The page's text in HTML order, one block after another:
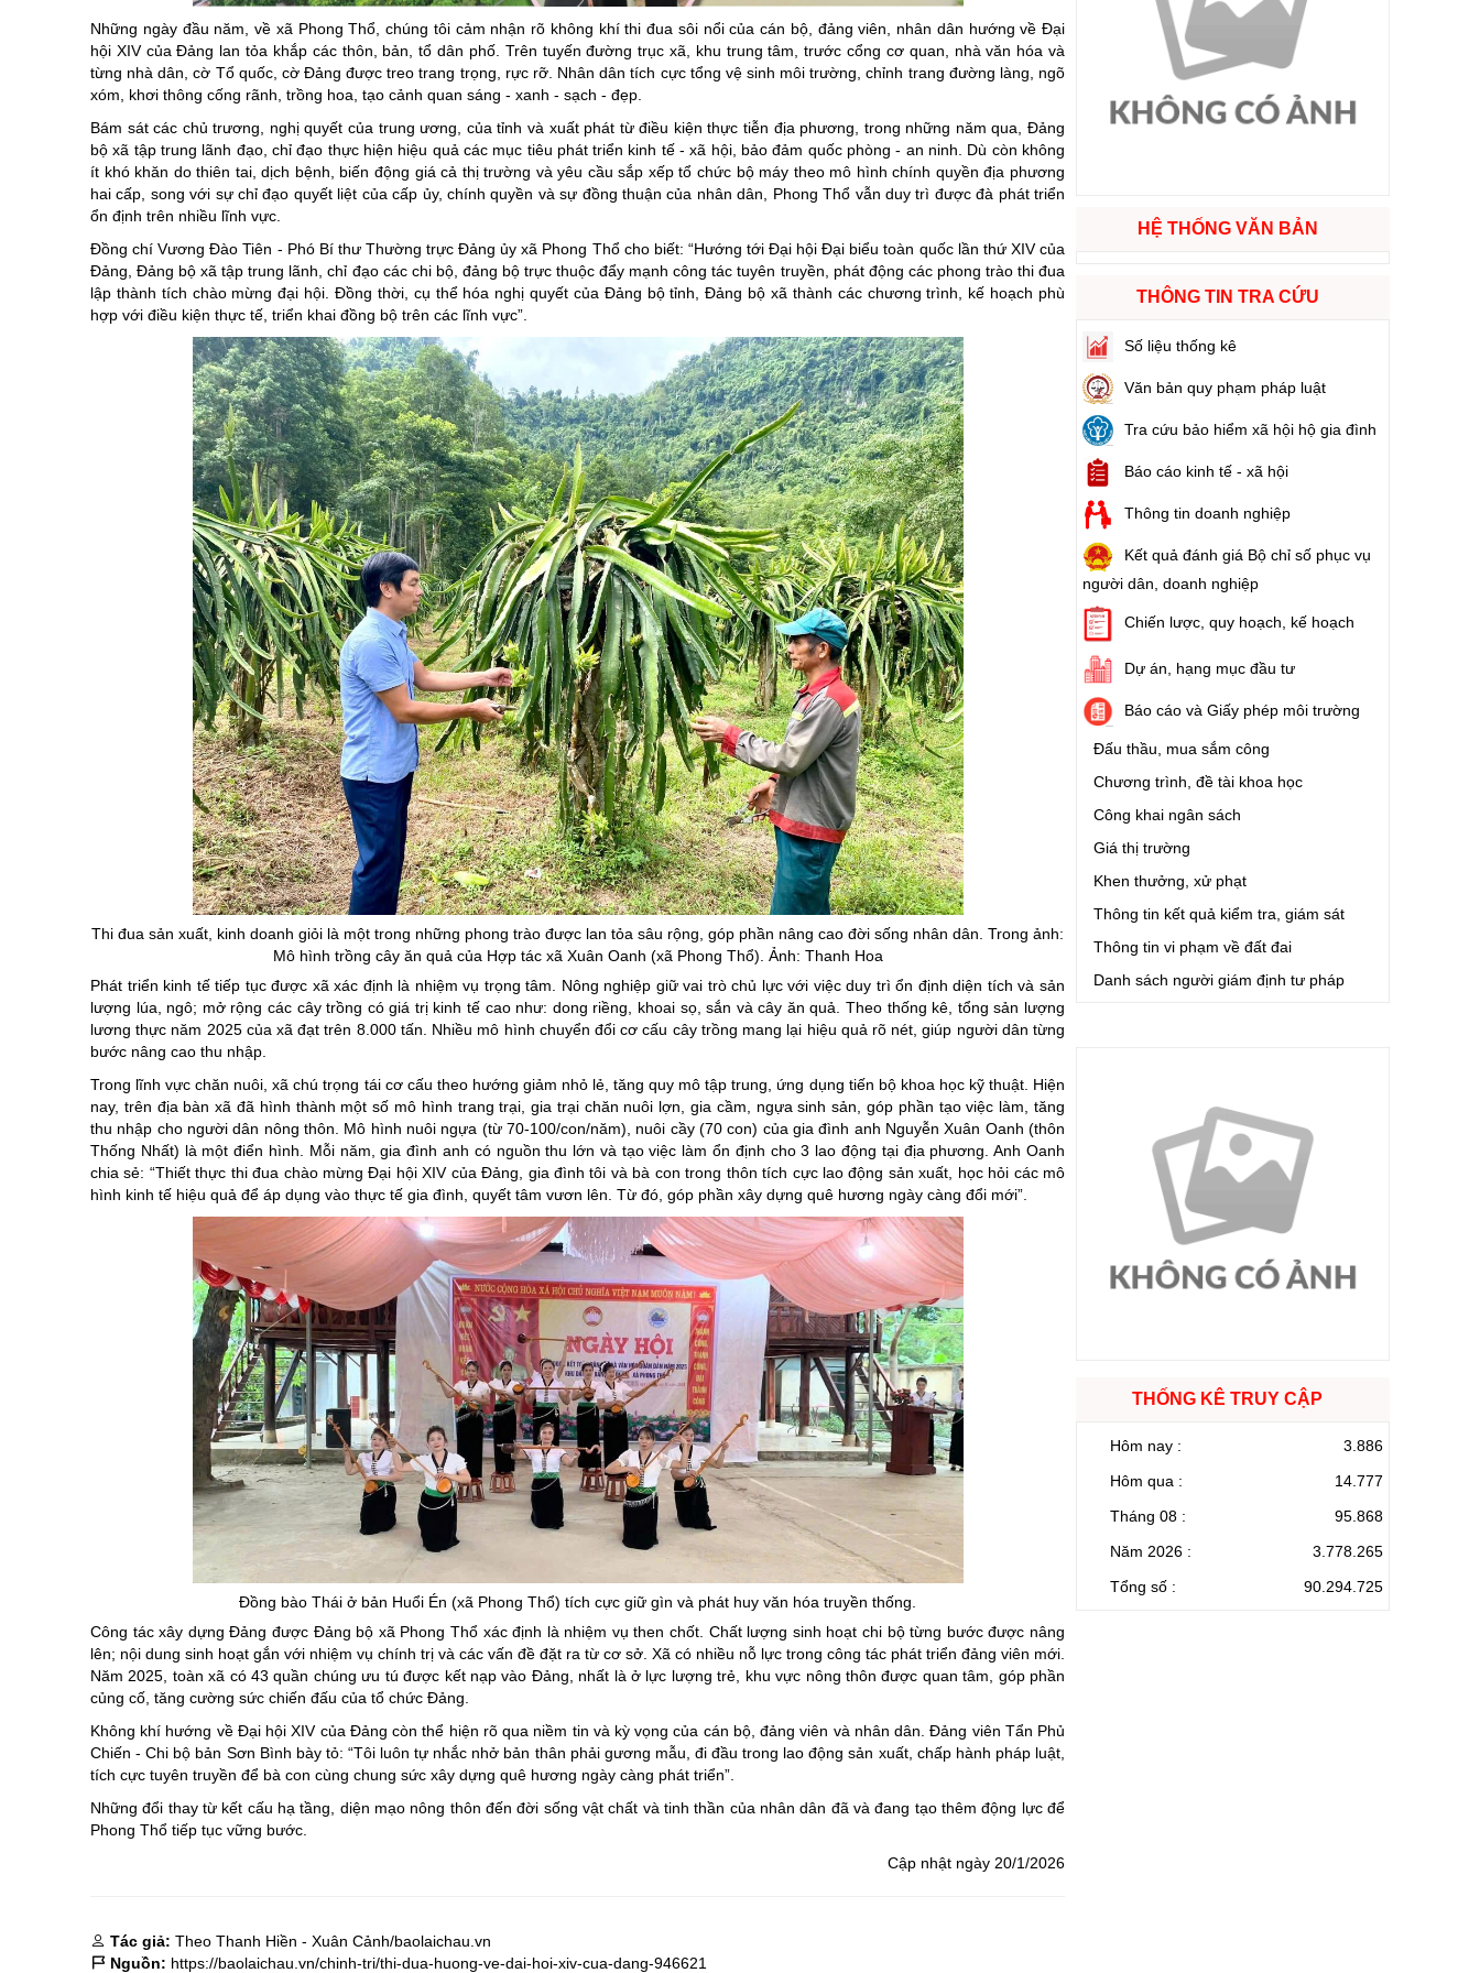
Chuyên đề tổng hợp Giảm nghèo bền vững
Đưa nghị quyết của Đảng vào cuộc sống
Bầu cử đại biểu Quốc hội khóa XVI và đại biểu Hội đồng nhân dân các cấp nhiệm kỳ 2026 - 2031
Đại hội Đảng các cấp
Gia đình hạnh phúc bền vững
An toàn thông tin
Thông tin biên giới
Người Việt Nam ưu tiên dùng hàng Việt Nam
Phóng sự ảnh
Chuyên mục khác
Những ngày đầu năm, về xã Phong Thổ, chúng tôi cảm nhận rõ không khí thi đua sôi nổi của cán bộ, đảng viên, nhân dân hướng về Đại
hội XIV của Đảng lan tỏa khắp các thôn, bản, tổ dân phố. Trên tuyến đường trục xã, khu trung tâm, trước cổng cơ quan, nhà văn hóa và
từng nhà dân, cờ Tổ quốc, cờ Đảng được treo trang trọng, rực rỡ. Nhân dân tích cực tổng vệ sinh môi trường, chỉnh trang đường làng, ngõ
xóm, khơi thông cống rãnh, trồng hoa, tạo cảnh quan sáng - xanh - sạch - đẹp.
Bám sát các chủ trương, nghị quyết của trung ương, của tỉnh và xuất phát từ điều kiện thực tiễn địa phương, trong những năm qua, Đảng
bộ xã tập trung lãnh đạo, chỉ đạo thực hiện hiệu quả các mục tiêu phát triển kinh tế - xã hội, bảo đảm quốc phòng - an ninh. Dù còn không
ít khó khăn do thiên tai, dịch bệnh, biến động giá cả thị trường và yêu cầu sắp xếp tổ chức bộ máy theo mô hình chính quyền địa phương
hai cấp, song với sự chỉ đạo quyết liệt của cấp ủy, chính quyền và sự đồng thuận của nhân dân, Phong Thổ vẫn duy trì được đà phát triển
ổn định trên nhiều lĩnh vực.
Đồng chí Vương Đào Tiên - Phó Bí thư Thường trực Đảng ủy xã Phong Thổ cho biết: “Hướng tới Đại hội Đại biểu toàn quốc lần thứ XIV của
Đảng, Đảng bộ xã tập trung lãnh, chỉ đạo các chi bộ, đảng bộ trực thuộc đẩy mạnh công tác tuyên truyền, phát động các phong trào thi đua
lập thành tích chào mừng đại hội. Đồng thời, cụ thể hóa nghị quyết của Đảng bộ tỉnh, Đảng bộ xã thành các chương trình, kế hoạch phù
hợp với điều kiện thực tế, triển khai đồng bộ trên các lĩnh vực”.
Thi đua sản xuất, kinh doanh giỏi là một trong những phong trào được lan tỏa sâu rộng, góp phần nâng cao đời sống nhân dân. Trong ảnh:
Mô hình trồng cây ăn quả của Hợp tác xã Xuân Oanh (xã Phong Thổ). Ảnh: Thanh Hoa
Phát triển kinh tế tiếp tục được xã xác định là nhiệm vụ trọng tâm. Nông nghiệp giữ vai trò chủ lực với việc duy trì ổn định diện tích và sản
lượng lúa, ngô; mở rộng các cây trồng có giá trị kinh tế cao như: dong riềng, khoai sọ, sắn và cây ăn quả. Theo thống kê, tổng sản lượng
lương thực năm 2025 của xã đạt trên 8.000 tấn. Nhiều mô hình chuyển đổi cơ cấu cây trồng mang lại hiệu quả rõ nét, giúp người dân từng
bước nâng cao thu nhập.
Trong lĩnh vực chăn nuôi, xã chú trọng tái cơ cấu theo hướng giảm nhỏ lẻ, tăng quy mô tập trung, ứng dụng tiến bộ khoa học kỹ thuật. Hiện
nay, trên địa bàn xã đã hình thành một số mô hình trang trại, gia trại chăn nuôi lợn, gia cầm, ngựa sinh sản, góp phần tạo việc làm, tăng
thu nhập cho người dân nông thôn. Mô hình nuôi ngựa (từ 70-100/con/năm), nuôi cầy (70 con) của gia đình anh Nguyễn Xuân Oanh (thôn
Thống Nhất) là một điển hình. Mỗi năm, gia đình anh có nguồn thu lớn và tạo việc làm ổn định cho 3 lao động tại địa phương. Anh Oanh
chia sẻ: “Thiết thực thi đua chào mừng Đại hội XIV của Đảng, gia đình tôi và bà con trong thôn tích cực lao động sản xuất, học hỏi các mô
hình kinh tế hiệu quả để áp dụng vào thực tế gia đình, quyết tâm vươn lên. Từ đó, góp phần xây dựng quê hương ngày càng đổi mới”.
Đồng bào Thái ở bản Huổi Én (xã Phong Thổ) tích cực giữ gìn và phát huy văn hóa truyền thống.
Công tác xây dựng Đảng được Đảng bộ xã Phong Thổ xác định là nhiệm vụ then chốt. Chất lượng sinh hoạt chi bộ từng bước được nâng
lên; nội dung sinh hoạt gắn với nhiệm vụ chính trị và các vấn đề đặt ra từ cơ sở. Xã có nhiều nỗ lực trong công tác phát triển đảng viên mới.
Năm 2025, toàn xã có 43 quần chúng ưu tú được kết nạp vào Đảng, nhất là ở lực lượng trẻ, khu vực nông thôn được quan tâm, góp phần
củng cố, tăng cường sức chiến đấu của tổ chức Đảng.
Không khí hướng về Đại hội XIV của Đảng còn thể hiện rõ qua niềm tin và kỳ vọng của cán bộ, đảng viên và nhân dân. Đảng viên Tẩn Phủ
Chiến - Chi bộ bản Sơn Bình bày tỏ: “Tôi luôn tự nhắc nhở bản thân phải gương mẫu, đi đầu trong lao động sản xuất, chấp hành pháp luật,
tích cực tuyên truyền để bà con cùng chung sức xây dựng quê hương ngày càng phát triển”.
Những đổi thay từ kết cấu hạ tầng, diện mạo nông thôn đến đời sống vật chất và tinh thần của nhân dân đã và đang tạo thêm động lực để
Phong Thổ tiếp tục vững bước.
Cập nhật ngày 20/1/2026
Tác giả: Theo Thanh Hiền - Xuân Cảnh/baolaichau.vn
Nguồn: https://baolaichau.vn/chinh-tri/thi-dua-huong-ve-dai-hoi-xiv-cua-dang-946621
HỆ THỐNG VĂN BẢN
THÔNG TIN TRA CỨU
Số liệu thống kê
Văn bản quy phạm pháp luật
Tra cứu bảo hiểm xã hội hộ gia đình
Báo cáo kinh tế - xã hội
Thông tin doanh nghiệp
Kết quả đánh giá Bộ chỉ số phục vụ
người dân, doanh nghiệp
Chiến lược, quy hoạch, kế hoạch
Dự án, hạng mục đầu tư
Báo cáo và Giấy phép môi trường
Đấu thầu, mua sắm công
Chương trình, đề tài khoa học
Công khai ngân sách
Giá thị trường
Khen thưởng, xử phạt
Thông tin kết quả kiểm tra, giám sát
Thông tin vi phạm về đất đai
Danh sách người giám định tư pháp
THỐNG KÊ TRUY CẬP
Hôm nay :
3.886
Hôm qua :
14.777
Tháng 08 :
95.868
Năm 2026 :
3.778.265
Tổng số :
90.294.725